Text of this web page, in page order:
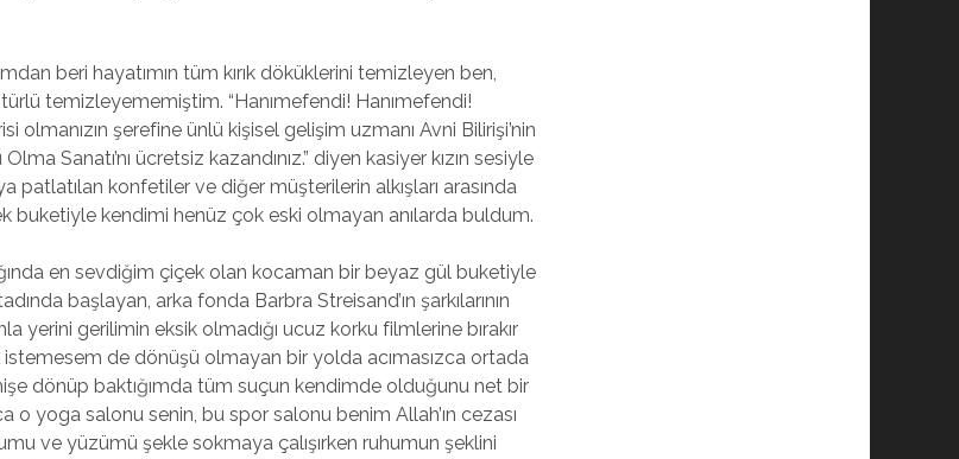
beri hayatımın tüm kırık döküklerini temizleyen ben,
türlü temizleyememiştim. “Hanımefendi! Hanımefendi!
olmanızın şerefine ünlü kişisel gelişim uzmanı Avni Bilirişi’nin
Sanatı’nı ücretsiz kazandınız.” diyen kasiyer kızın sesiyle
patlatılan konfetiler ve diğer müşterilerin alkışları arasında
buketiyle kendimi henüz çok eski olmayan anılarda buldum.
en sevdiğim çiçek olan kocaman bir beyaz gül buketiyle
başlayan, arka fonda Barbra Streisand’ın şarkılarının
yerini gerilimin eksik olmadığı ucuz korku filmlerine bırakır
de dönüşü olmayan bir yolda acımasızca ortada
dönüp baktığımda tüm suçun kendimde olduğunu net bir
o yoga salonu senin, bu spor salonu benim Allah’ın cezası
ve yüzümü şekle sokmaya çalışırken ruhumun şeklini